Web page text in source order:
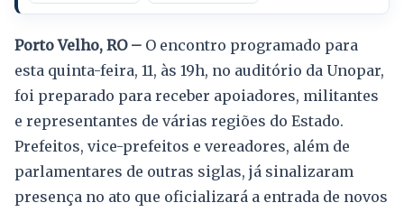
Porto Velho, RO – O encontro programado para
esta quinta-feira, 11, às 19h, no auditório da Unopar,
foi preparado para receber apoiadores, militantes
e representantes de várias regiões do Estado.
Prefeitos, vice-prefeitos e vereadores, além de
parlamentares de outras siglas, já sinalizaram
presença no ato que oficializará a entrada de novos